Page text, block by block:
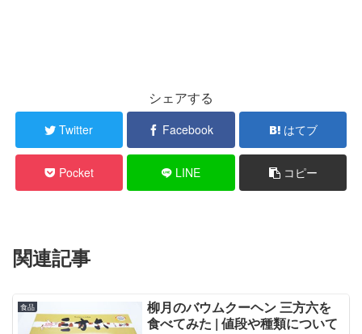
シェアする
Twitter Facebook はてブ
Pocket LINE コピー
関連記事
食品
柳月のバウムクーヘン 三方六を
食べてみた | 値段や種類について